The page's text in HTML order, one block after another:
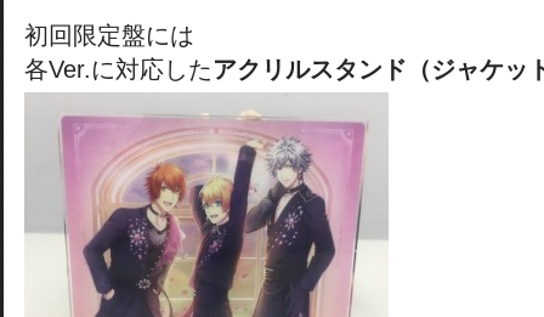
初回限定盤には
各Ver.に対応したアクリルスタンド（ジャケッ